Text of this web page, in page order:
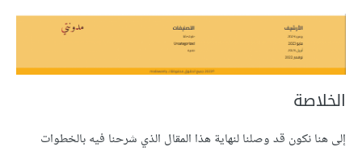
الخلاصة
إلى هنا نكون قد وصلنا لنهاية هذا المقال الذي شرحنا فيه بالخطوات